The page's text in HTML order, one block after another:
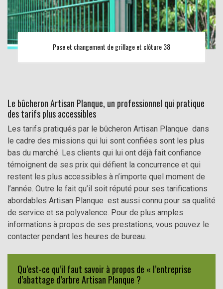
Pose et changement de grillage et clôture 38
Le bûcheron Artisan Planque, un professionnel qui pratique
des tarifs plus accessibles
Les tarifs pratiqués par le bûcheron Artisan Planque dans
le cadre des missions qui lui sont confiées sont les plus
bas du marché. Les clients qui lui ont déjà fait confiance
témoignent de ses prix qui défient la concurrence et qui
restent les plus accessibles à n’importe quel moment de
l’année. Outre le fait qu’il soit réputé pour ses tarifications
abordables Artisan Planque est aussi connu pour sa qualité
de service et sa polyvalence. Pour de plus amples
informations à propos de ses prestations, vous pouvez le
contacter pendant les heures de bureau.
Qu’est-ce qu’il faut savoir à propos de « l’entreprise
d’abattage d’arbre Artisan Planque ?